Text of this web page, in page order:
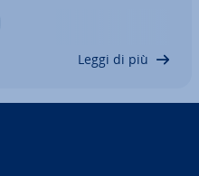
rilevanti
Leggi di più